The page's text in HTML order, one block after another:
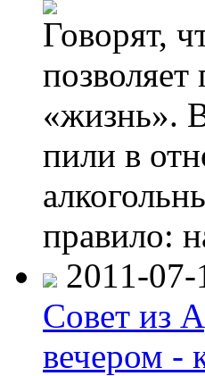
Говорят,
«жизнь».
пили в
правило:
2011-
Совет из
вечером -